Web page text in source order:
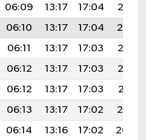
06:09 13:17 17:04
20:15
06:10 13:17 17:04
20:14
06:11 13:17 17:03
20:13
06:12 13:17 17:03
20:12
06:12 13:17 17:03
20:11
06:13 13:17 17:02
20:10
06:14 13:16 17:02
20:09